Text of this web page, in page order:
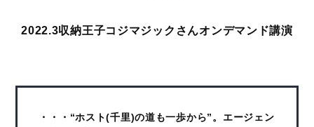
2022.3収納王子コジマジックさんオンデマンド講演
・・・“ホスト(千里)の道も一歩から”。エージェン